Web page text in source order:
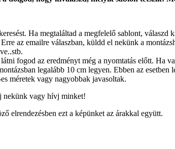
Ha megtaláltad a megfelelő sablont,
az emailre válaszban, küldd el nekünk a
fogod az eredményt még a nyomtatás előtt. Ha
legalább 10 cm legyen. Ebben az
méretek vagy nagyobbak javasoltak.
nekünk vagy hívj minket!
elrendezésben ezt a képünket az árakkal együtt.